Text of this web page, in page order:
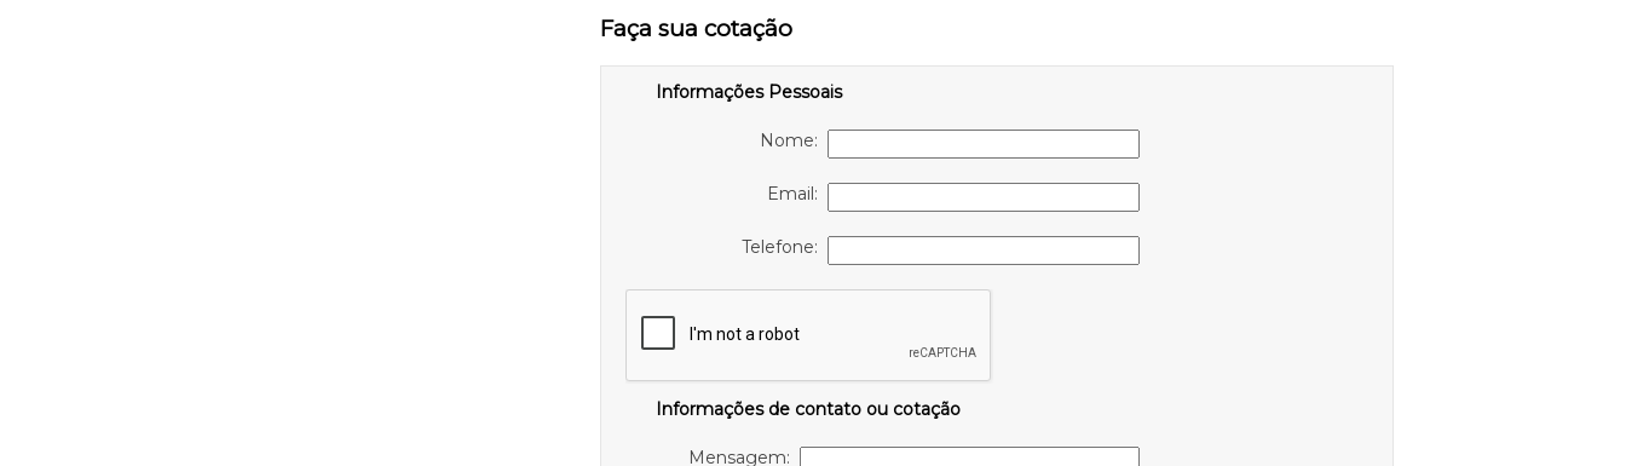
Faça sua cotação
Informações Pessoais
Nome:
Email:
Telefone:
Informações de contato ou cotação
Mensagem: